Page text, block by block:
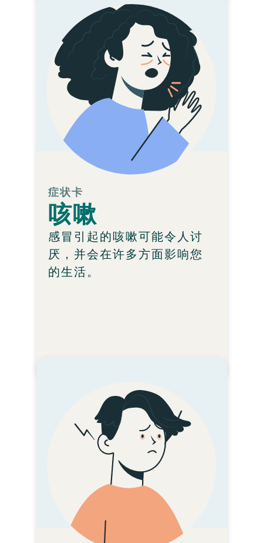
症状卡
咳嗽
感冒引起的咳嗽可能令人讨
厌，并会在许多方面影响您
的生活。
症状卡
咳嗽
咳嗽是什么原因引起的?
大多数短期咳嗽是由病毒
引起的。抗生素对病毒无
效。
您能做什么?
您的医生会听诊您或您子
女的呼吸，以帮助制定最
佳治疗方案，并与您讨
Learn more
症状卡
耳痛
耳痛是什么原因引起的?
耳痛常常是由病毒引起
的。抗生素对病毒无效。
您能做什么?
重要的一点是，请医生检